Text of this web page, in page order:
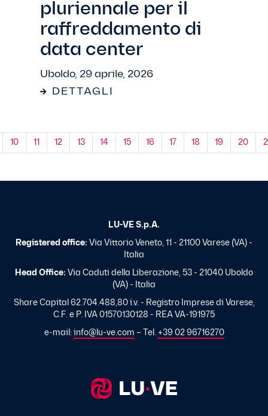
pluriennale per il
raffreddamento di
data center
Uboldo, 29 aprile, 2026
DETTAGLI
10 11 12 13 14 15 16 17 18 19 20
LU-VE S.p.A.
Registered office: Via Vittorio Veneto, 11 - 21100 Varese (VA) -
Italia
Head Office: Via Caduti della Liberazione, 53 - 21040 Uboldo
(VA) - Italia
Share Capital 62.704.488,80 i.v. - Registro Imprese di Varese,
C.F. e P. IVA 01570130128 - REA VA-191975
e-mail: info@lu-ve.com – Tel. +39 02 96716270